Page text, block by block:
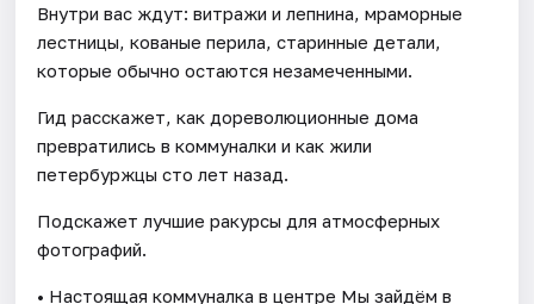
Внутри вас ждут: витражи и лепнина, мраморные
лестницы, кованые перила, старинные детали,
которые обычно остаются незамеченными.
Гид расскажет, как дореволюционные дома
превратились в коммуналки и как жили
петербуржцы сто лет назад.
Подскажет лучшие ракурсы для атмосферных
фотографий.
• Настоящая коммуналка в центре Мы зайдём в